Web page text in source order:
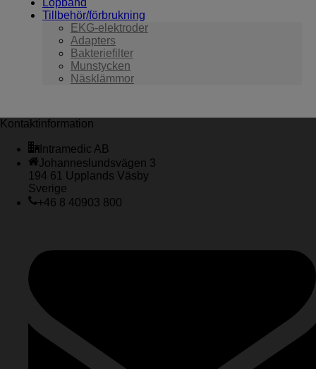
Tillbehör/förbrukning
EKG-elektroder
Adapters
Bakteriefilter
Munstycken
Näsklämmor
Kontaktinformation
Intramedic AB
Johanneslundsvägen 3
194 61 Upplands Väsby
Sverige
+46 8 40903 800